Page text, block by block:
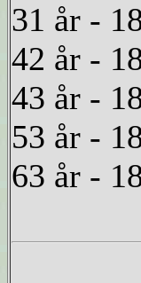
31 år -
42 år -
43 år -
53 år -
63 år -